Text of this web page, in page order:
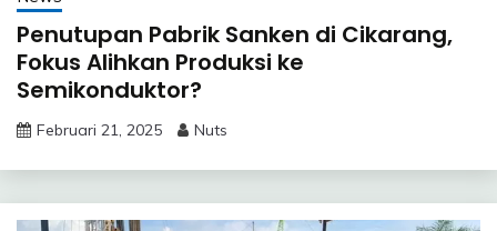
Penutupan Pabrik Sanken di Cikarang,
Fokus Alihkan Produksi ke
Semikonduktor?
Februari 21, 2025 Nuts